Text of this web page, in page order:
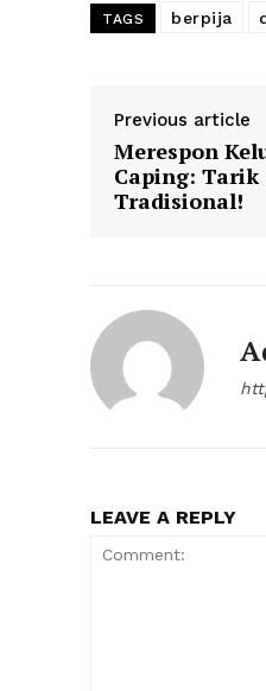
TAGS berpija
Previous article
Merespon
Caping: Tarik
Tradisional!
LEAVE A REPLY